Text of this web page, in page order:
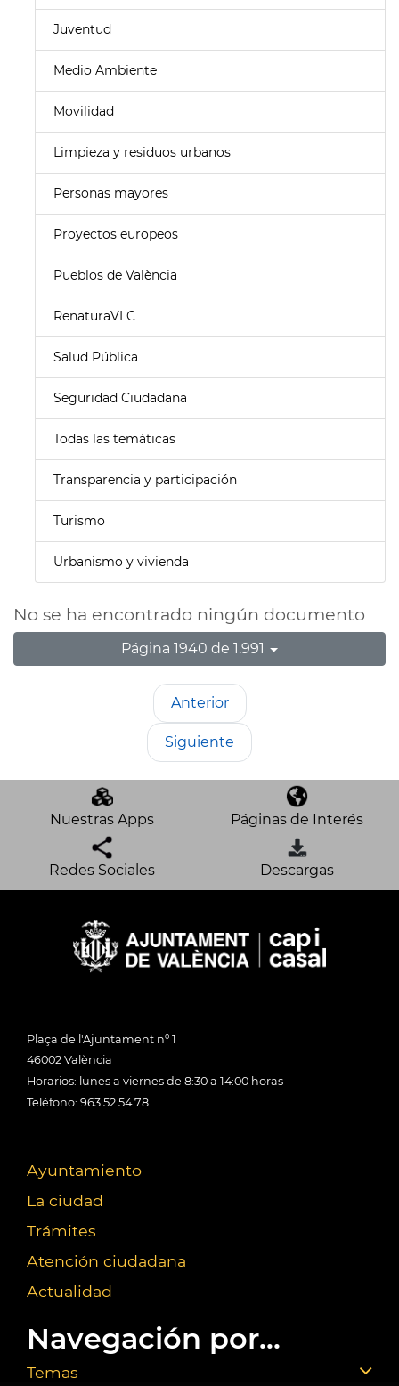
Juventud
Medio Ambiente
Movilidad
Limpieza y residuos urbanos
Personas mayores
Proyectos europeos
Pueblos de València
RenaturaVLC
Salud Pública
Seguridad Ciudadana
Todas las temáticas
Transparencia y participación
Turismo
Urbanismo y vivienda
No se ha encontrado ningún documento
Página 1940 de 1.991
Anterior
Siguiente
Nuestras Apps Páginas de Interés
Redes Sociales Descargas
Plaça de l'Ajuntament nº 1
46002 València
Horarios: lunes a viernes de 8:30 a 14:00 horas
Teléfono: 963 52 54 78
Ayuntamiento
La ciudad
Trámites
Atención ciudadana
Actualidad
Navegación por...
Temas